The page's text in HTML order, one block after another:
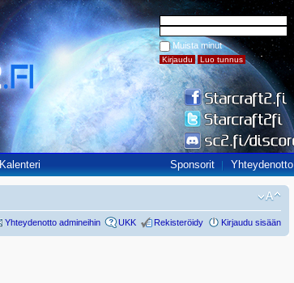
Muista minut
Kalenteri Sponsorit Yhteydenotto
Yhteydenotto admineihin UKK Rekisteröidy Kirjaudu sisään